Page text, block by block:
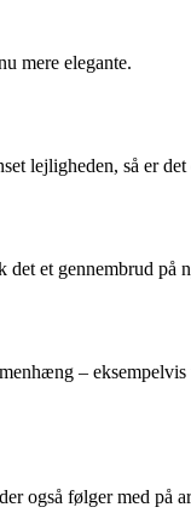
mere elegante.
lejligheden, så er
et gennembrud på
–
også følger med på